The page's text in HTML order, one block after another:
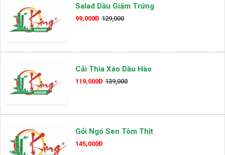
Salad Dầu Giấm Trứng
99,000Đ 129,000
Cải Thìa Xào Dầu Hào
119,000Đ 139,000
Gỏi Ngó Sen Tôm Thịt
145,000Đ